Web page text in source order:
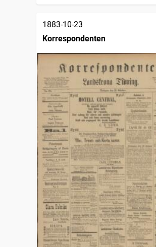
1883-10-23
Korrespondenten